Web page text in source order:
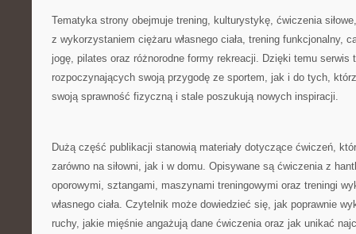
Tematyka strony obejmuje trening, kulturystykę, ćwiczenia
z wykorzystaniem ciężaru własnego ciała, trening funkcjonalny,
jogę, pilates oraz różnorodne formy rekreacji. Dzięki temu serwis
rozpoczynających swoją przygodę ze sportem, jak i do tych,
swoją sprawność fizyczną i stale poszukują nowych inspiracji.
Dużą część publikacji stanowią materiały dotyczące ćwiczeń,
zarówno na siłowni, jak i w domu. Opisywane są ćwiczenia z
oporowymi, sztangami, maszynami treningowymi oraz treningi
własnego ciała. Czytelnik może dowiedzieć się, jak poprawnie
ruchy, jakie mięśnie angażują dane ćwiczenia oraz jak unikać